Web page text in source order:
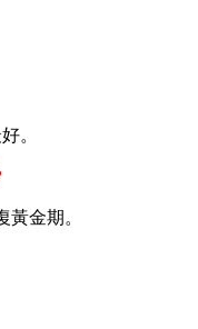
。
金期。